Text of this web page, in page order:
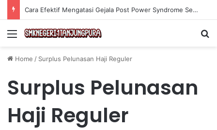
Cara Efektif Mengatasi Gejala Post Power Syndrome Setelah Pensiun Kerja
Menu
Home / Surplus Pelunasan Haji Reguler
Surplus Pelunasan
Haji Reguler